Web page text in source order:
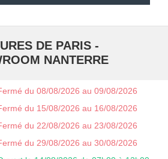
DE PARIS -
NANTERRE
du 08/08/2026 au 09/08/2026
du 15/08/2026 au 16/08/2026
du 22/08/2026 au 23/08/2026
du 29/08/2026 au 30/08/2026